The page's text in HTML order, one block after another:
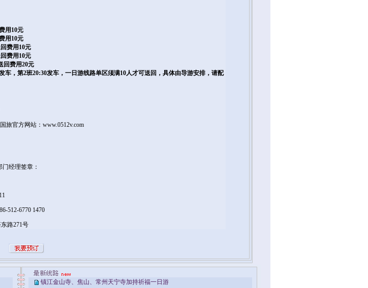
用10元
用10元
费用10元
费用10元
回费用20元
车，第2班20:30发车，一日游线路单区须满10人才可送回，具体由导游安排，请配
网站： www.0512v.com
经理签章：
512-6770 1470
路271号
镇江金山寺、焦山、常州天宁寺加持祈福一日游